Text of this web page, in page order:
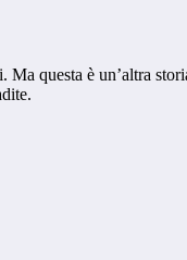
questa è un’altra